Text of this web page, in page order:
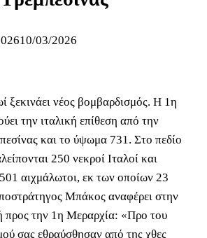
10/03/2026
ξεκινάει νέος βομβαρδισμός. Η 1η
την ιταλική επίθεση από την
και το ύψωμα 731. Στο πεδίο
250 νεκροί Ιταλοί και
αιχμάλωτοι, εκ των οποίων 23
Μπάκος αναφέρει στην
προς την 1η Μεραρχία: «Προ του
σας εθραύσθησαν από της χθες